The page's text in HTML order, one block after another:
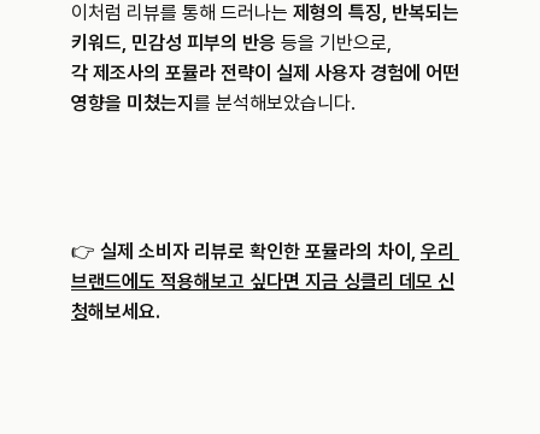
이처럼 리뷰를 통해 드러나는 제형의 특징, 반복되는
키워드, 민감성 피부의 반응 등을 기반으로,
각 제조사의 포뮬라 전략이 실제 사용자 경험에 어떤
영향을 미쳤는지 를 분석해보았습니다.
👉 실제 소비자 리뷰로 확인한 포뮬라의 차이, 우리
브랜드에도 적용해보고 싶다면 지금 싱클리 데모 신
청해보세요.